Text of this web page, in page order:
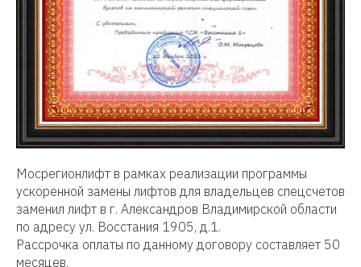
Мосрегионлифт в рамках реализации программы
ускоренной замены лифтов для владельцев спецсчетов
заменил лифт в г. Александров Владимирской области
по адресу ул. Восстания 1905, д.1.
Рассрочка оплаты по данному договору составляет 50
месяцев.